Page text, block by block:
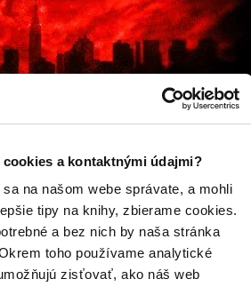
a kontaktnými údajmi?
na našom webe správate, a mohli
tipy na knihy, zbierame cookies.
a bez nich by naša stránka
toho používame analytické
zisťovať, ako náš web